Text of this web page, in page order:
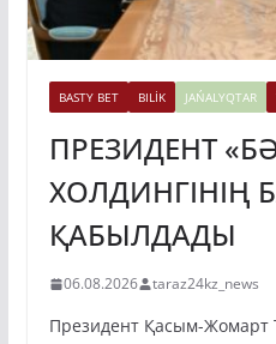
BASTY BET BILİK JAŃALYQTAR
ПРЕЗИДЕНТ
ХОЛДИНГІНІҢ
ҚАБЫЛДАДЫ
06.08.2026 taraz24kz_news
Президент Қасым-Жомарт